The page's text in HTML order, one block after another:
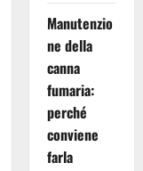
Manutenzio
ne della
canna
fumaria:
perché
conviene
farla